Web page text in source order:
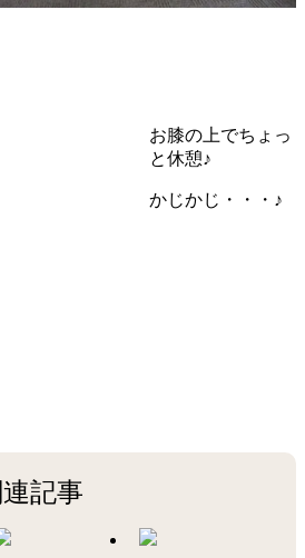
お膝の上でちょっ
と休憩♪
かじかじ・・・♪
記事